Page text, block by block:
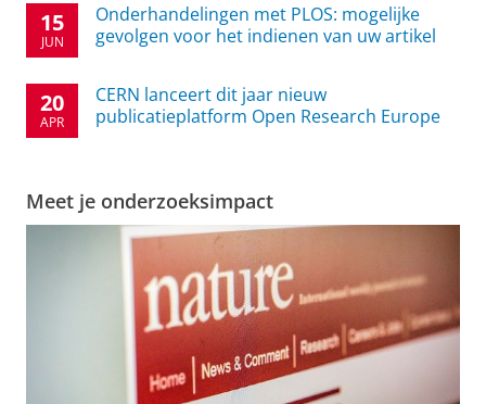
15
JUN
Onderhandelingen met PLOS: mogelijke
gevolgen voor het indienen van uw artikel
20
APR
CERN lanceert dit jaar nieuw
publicatieplatform Open Research Europe
Meet je onderzoeksimpact